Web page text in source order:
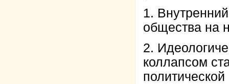
1.
общества на
2.
коллапсом